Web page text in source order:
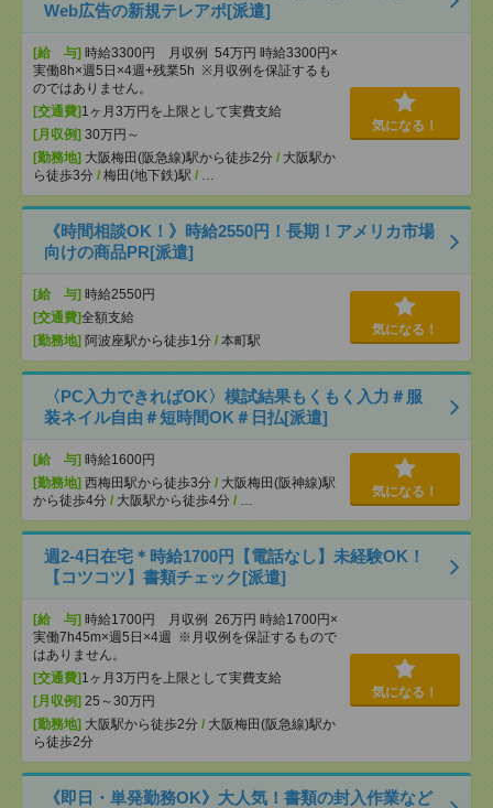
Web広告の新規テレアポ[派遣]
[給 与] 時給3300円 月収例 54万円 時給3300円×
実働8h×週5日×4週+残業5h ※月収例を保証するも
のではありません。
[交通費] 1ヶ月3万円を上限として実費支給
[月収例] 30万円～
[勤務地] 大阪梅田(阪急線)駅から徒歩2分 / 大阪駅か
ら徒歩3分 / 梅田(地下鉄)駅 / …
気になる！
《時間相談OK！》時給2550円！長期！アメリカ市場
向けの商品PR[派遣]
[給 与] 時給2550円
[交通費]全額支給
[勤務地] 阿波座駅から徒歩1分 / 本町駅
気になる！
〈PC入力できればOK〉模試結果もくもく入力＃服
装ネイル自由＃短時間OK＃日払[派遣]
[給 与] 時給1600円
[勤務地] 西梅田駅から徒歩3分 / 大阪梅田(阪神線)駅
から徒歩4分 / 大阪駅から徒歩4分 / …
気になる！
週2-4日在宅＊時給1700円【電話なし】未経験OK！
【コツコツ】書類チェック[派遣]
[給 与] 時給1700円 月収例 26万円 時給1700円×
実働7h45m×週5日×4週 ※月収例を保証するもので
はありません。
[交通費] 1ヶ月3万円を上限として実費支給
[月収例] 25～30万円
[勤務地] 大阪駅から徒歩2分 / 大阪梅田(阪急線)駅か
ら徒歩2分
気になる！
《即日・単発勤務OK》大人気！書類の封入作業など